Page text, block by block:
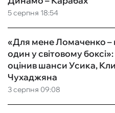
5 серпня 18:54
3 серпня 09:08
«Для мене Ломаченко –
один у світовому
оцінив шанси Усика,
Чухаджяна